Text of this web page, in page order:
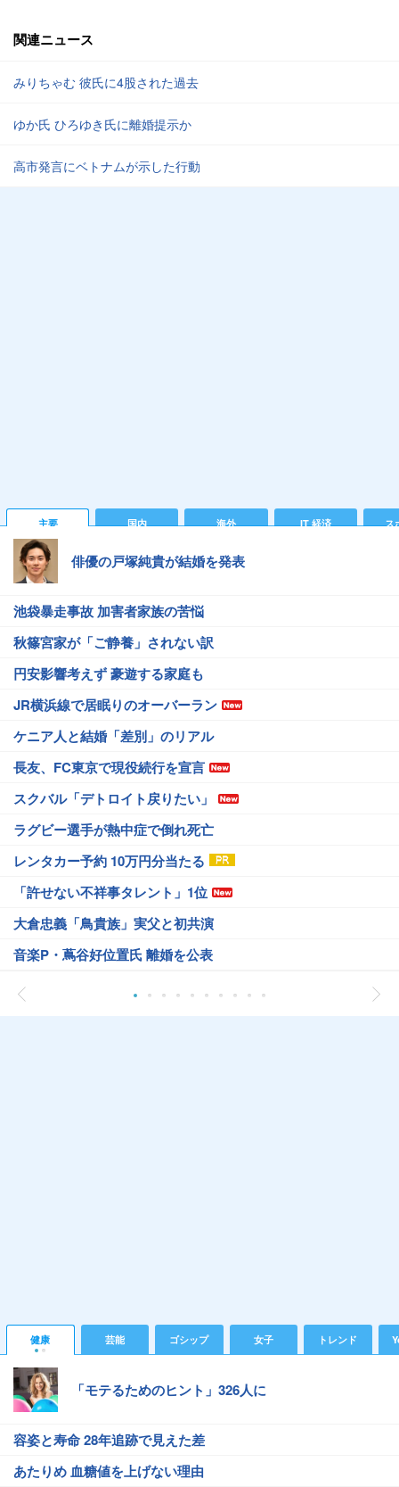
関連ニュース
みりちゃむ 彼氏に4股された過去
ゆか氏 ひろゆき氏に離婚提示か
高市発言にベトナムが示した行動
主要 国内 海外 IT 経済 ス
俳優の戸塚純貴が結婚を発表
池袋暴走事故 加害者家族の苦悩
秋篠宮家が「ご静養」されない訳
円安影響考えず 豪遊する家庭も
JR横浜線で居眠りのオーバーラン
ケニア人と結婚「差別」のリアル
長友、FC東京で現役続行を宣言
スクバル「デトロイト戻りたい」
ラグビー選手が熱中症で倒れ死亡
レンタカー予約 10万円分当たる
「許せない不祥事タレント」1位
大倉忠義「鳥貴族」実父と初共演
音楽P・蔦谷好位置氏 離婚を公表
健康 芸能 ゴシップ 女子 トレンド
「モテるためのヒント」326人に
容姿と寿命 28年追跡で見えた差
あたりめ 血糖値を上げない理由